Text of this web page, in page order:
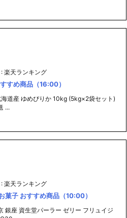
: 楽天ランキング
すめ商品（16:00）
道産 ゆめぴりか 10kg (5kg×2袋セット)
...
: 楽天ランキング
菓子 おすすめ商品（10:00）
銀座 資生堂パーラー ゼリー フリュイジ